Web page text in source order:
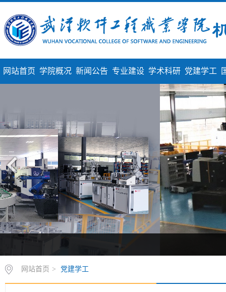
网站首页 学院概况 新闻公告 专业建设 学术科研 党建学工
网站首页 > 党建学工